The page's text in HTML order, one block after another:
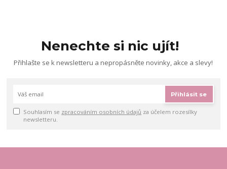
Nenechte si nic ujít!
Přihlašte se k newsletteru a nepropásněte novinky, akce a slevy!
Přihlásit se
Souhlasím se zpracováním osobních údajů za účelem rozesílky
newsletteru.